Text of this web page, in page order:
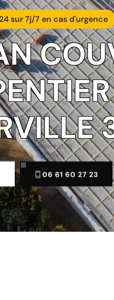
sur 7j/7 en cas d'urgence
06 61 60 27 23